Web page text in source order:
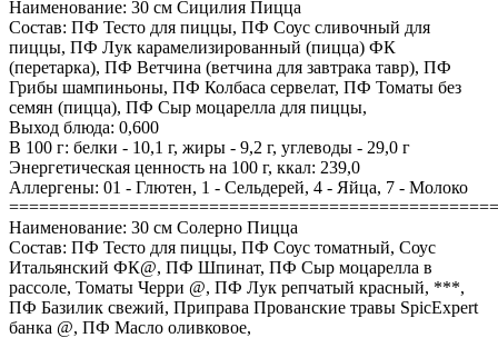
Наименование: 30 см Сицилия Пицца
Состав: ПФ Тесто для пиццы, ПФ Соус сливочный для
пиццы, ПФ Лук карамелизированный (пицца) ФК
(перетарка), ПФ Ветчина (ветчина для завтрака тавр), ПФ
Грибы шампиньоны, ПФ Колбаса сервелат, ПФ Томаты без
семян (пицца), ПФ Сыр моцарелла для пиццы,
Выход блюда: 0,600
В 100 г: белки - 10,1 г, жиры - 9,2 г, углеводы - 29,0 г
Энергетическая ценность на 100 г, ккал: 239,0
Аллергены: 01 - Глютен, 1 - Сельдерей, 4 - Яйца, 7 - Молоко
Наименование: 30 см Солерно Пицца
Состав: ПФ Тесто для пиццы, ПФ Соус томатный, Соус
Итальянский ФК@, ПФ Шпинат, ПФ Сыр моцарелла в
рассоле, Томаты Черри @, ПФ Лук репчатый красный, ***,
ПФ Базилик свежий, Приправа Прованские травы SpicExpert
банка @, ПФ Масло оливковое,